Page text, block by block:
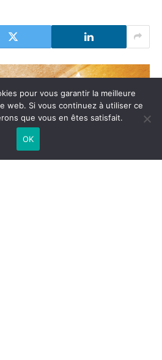
pour vous garantir la meilleure
web. Si vous continuez à utiliser ce
que vous en êtes satisfait.
OK